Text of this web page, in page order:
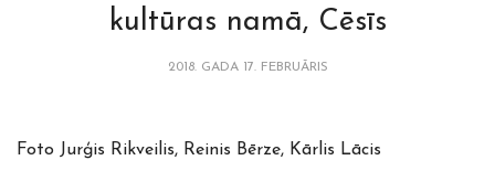
kultūras namā, Cēsīs
2018. GADA 17. FEBRUĀRIS
Foto Jurģis Rikveilis, Reinis Bērze, Kārlis Lācis